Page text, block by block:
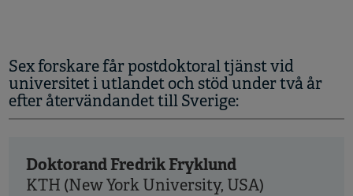
Sex forskare får postdoktoral tjänst vid
universitet i utlandet och stöd under två år
efter återvändandet till Sverige:
Doktorand Fredrik Fryklund
KTH (New York University, USA)